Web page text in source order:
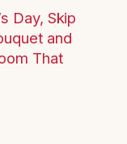
Day, Skip
and
That